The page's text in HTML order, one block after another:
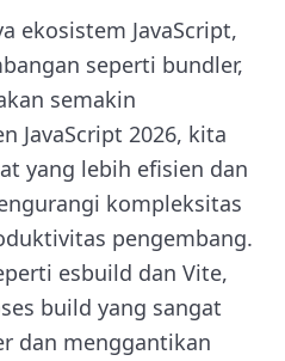
ekosistem JavaScript,
seperti bundler,
semakin
JavaScript 2026, kita
yang lebih efisien dan
kompleksitas
pengembang.
esbuild dan Vite,
build yang sangat
dan menggantikan